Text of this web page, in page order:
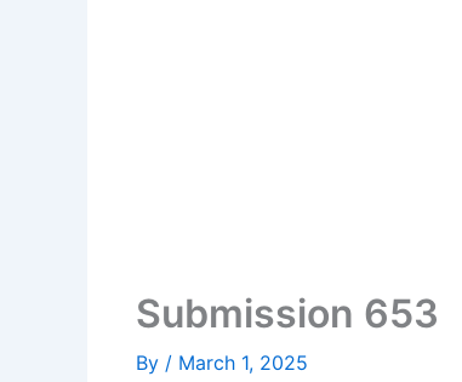
Submission 653
By / March 1, 2025